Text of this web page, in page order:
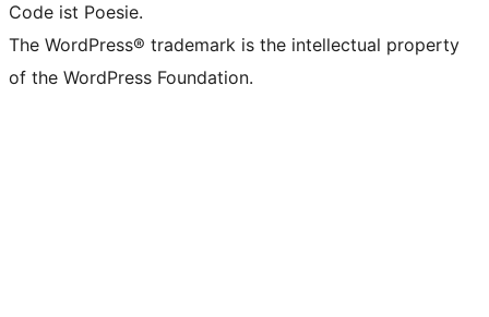
Code ist Poesie.
The WordPress® trademark is the intellectual property
of the WordPress Foundation.